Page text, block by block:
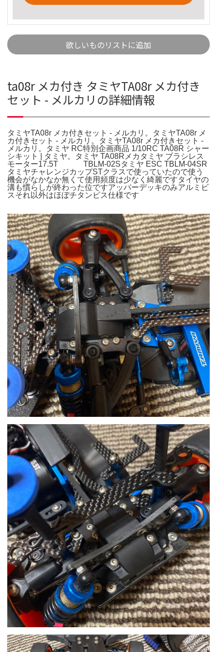
欲しいものリストに追加
ta08r メカ付き タミヤTA08r メカ付き
セット - メルカリの詳細情報
タミヤTA08r メカ付きセット - メルカリ。タミヤTA08r メ
カ付きセット - メルカリ。タミヤTA08r メカ付きセット -
メルカリ。タミヤ RC特別企画商品 1/10RC TA08R シャー
シキット | タミヤ。タミヤ TA08Rメカタミヤ ブラシレス
モーター17.5T TBLM-02Sタミヤ ESC TBLM-04SR
タミヤチャレンジカップSTクラスで使っていたので使う
機会がなかなか無くて使用頻度は少なく綺麗ですタイヤの
溝も慣らしが終わった位ですアッパーデッキのみアルミビ
スそれ以外はほぼチタンビス仕様です